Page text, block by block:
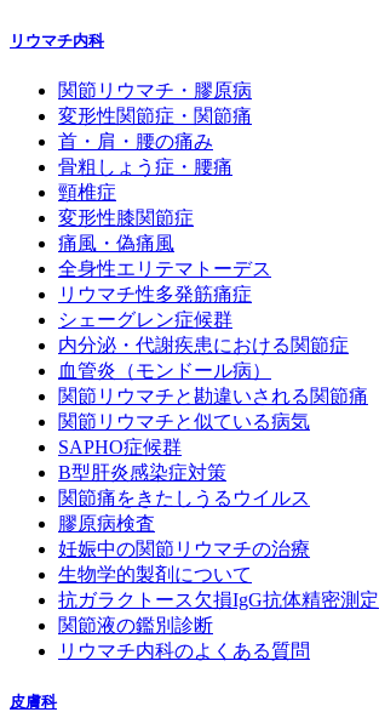
リウマチ内科
関節リウマチ・膠原病
変形性関節症・関節痛
首・肩・腰の痛み
骨粗しょう症・腰痛
頸椎症
変形性膝関節症
痛風・偽痛風
全身性エリテマトーデス
リウマチ性多発筋痛症
シェーグレン症候群
内分泌・代謝疾患における関節症
血管炎（モンドール病）
関節リウマチと勘違いされる関節痛
関節リウマチと似ている病気
SAPHO症候群
B型肝炎感染症対策
関節痛をきたしうるウイルス
膠原病検査
妊娠中の関節リウマチの治療
生物学的製剤について
抗ガラクトース欠損IgG抗体精密測定
関節液の鑑別診断
リウマチ内科のよくある質問
皮膚科